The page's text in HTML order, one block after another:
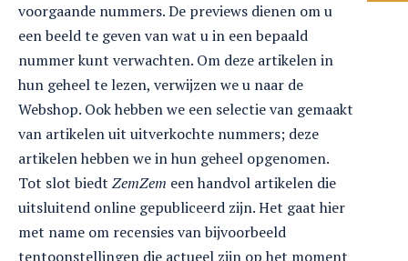
voorgaande nummers. De previews dienen om u
een beeld te geven van wat u in een bepaald
nummer kunt verwachten. Om deze artikelen in
hun geheel te lezen, verwijzen we u naar de
Webshop. Ook hebben we een selectie van gemaakt
van artikelen uit uitverkochte nummers; deze
artikelen hebben we in hun geheel opgenomen.
Tot slot biedt ZemZem een handvol artikelen die
uitsluitend online gepubliceerd zijn. Het gaat hier
met name om recensies van bijvoorbeeld
tentoonstellingen die actueel zijn op het moment